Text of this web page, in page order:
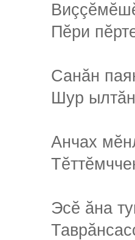
Пĕри
Санăн
Шур
Анчах
Эсĕ ăна